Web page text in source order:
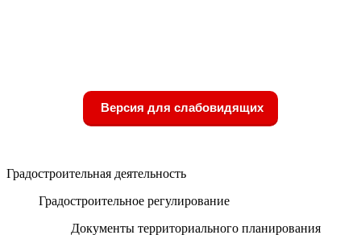
Версия для слабовидящих
Градостроительная деятельность
Градостроительное регулирование
Документы территориального планирования